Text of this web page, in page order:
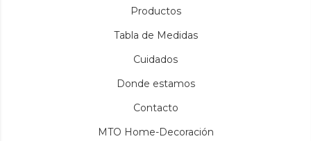
Productos
Tabla de Medidas
Cuidados
Donde estamos
Contacto
MTO Home-Decoración